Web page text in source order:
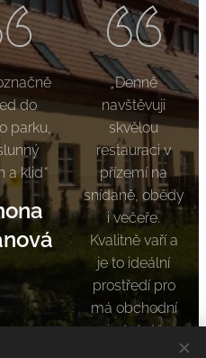
do
parku,
a klid“
„Denně
navštěvuji
skvělou
restauraci v
přízemí na
snídaně, obědy
i večeře.
Kvalitně vaří a
je to ideální
prostředí pro
má obchodní
jednání.“